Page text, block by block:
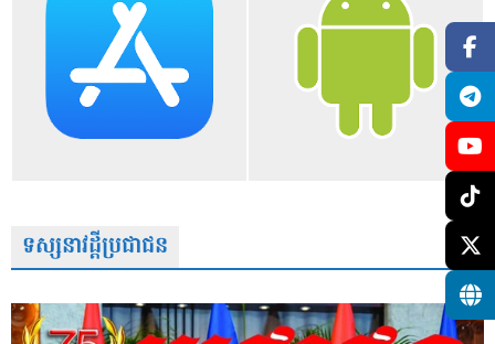
ទស្សនាវដ្តីប្រជាជន